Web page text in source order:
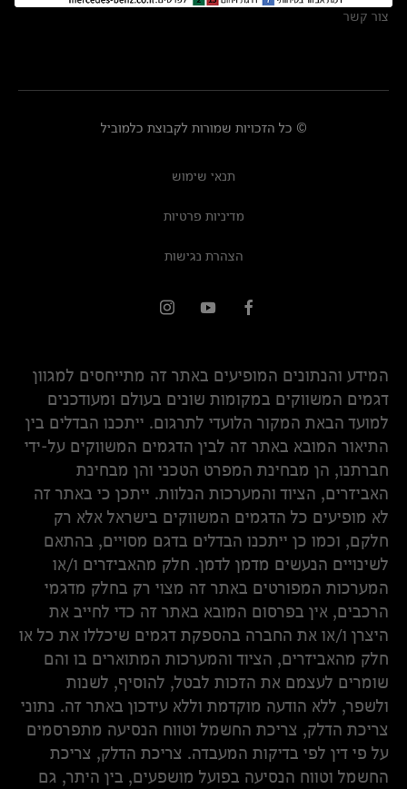
צור קשר
© כל הזכויות שמורות לקבוצת כלמוביל
תנאי שימוש
מדיניות פרטיות
הצהרת נגישות
המידע והנתונים המופיעים באתר זה מתייחסים למגוון
דגמים המשווקים במקומות שונים בעולם ומעודכנים
למועד הבאת המקור הלועדי לתרגום. ייתכנו הבדלים בין
התיאור המובא באתר זה לבין הדגמים המשווקים על-ידי
חברתנו, הן מבחינת המפרט הטכני והן מבחינת
האביזרים, הציוד והמערכות הנלוות. ייתכן כי באתר זה
לא מופיעים כל הדגמים המשווקים בישראל אלא רק
חלקם, וכמו כן ייתכנו הבדלים בדגם מסויים, בהתאם
לשינויים הנעשים מדמן לדמן. חלק מהאביזרים ו/או
המערכות המפורטים באתר זה מצוי רק בחלק מדגמי
הרכבים, אין בפרסום המובא באתר זה כדי לחייב את
היצרן ו/או את החברה בהספקת דגמים שיכללו את כל או
חלק מהאביזרים, הציוד והמערכות המתוארים בו והם
שומרים לעצמם את הזכות לבטל, להוסיף, לשנות
ולשפר, ללא הודעה מוקדמת וללא עידכון באתר זה. נתוני
צריכת הדלק, צריכת החשמל וטווח הנסיעה מתפרסמים
על פי דין לפי בדיקות המעבדה. צריכת הדלק, צריכת
החשמל וטווח הנסיעה בפועל מושפעים, בין היתר, גם